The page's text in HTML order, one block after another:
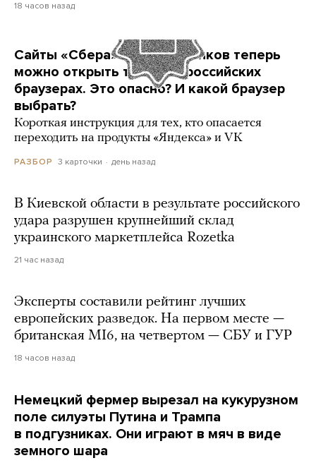
18 часов назад
Сайты «Сбера» и других банков теперь
можно открыть только в российских
браузерах. Это опасно? И какой браузер
выбрать?
Короткая инструкция для тех, кто опасается
переходить на продукты «Яндекса» и VK
РАЗБОР 3 карточки день назад
В Киевской области в результате российского
удара разрушен крупнейший склад
украинского маркетплейса Rozetka
21 час назад
Эксперты составили рейтинг лучших
европейских разведок. На первом месте —
британская MI6, на четвертом — СБУ и ГУР
18 часов назад
Немецкий фермер вырезал на кукурузном
поле силуэты Путина и Трампа
в подгузниках. Они играют в мяч в виде
земного шара